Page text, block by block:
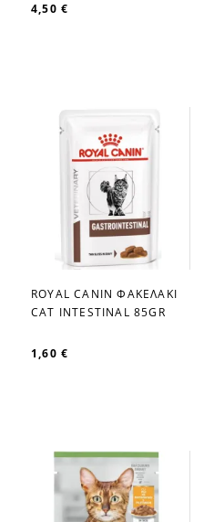
4,50 €
favorite_border
ROYAL CANIN ΦΑΚΕΛΑΚΙ
CAT INTESTINAL 85GR
1,60 €